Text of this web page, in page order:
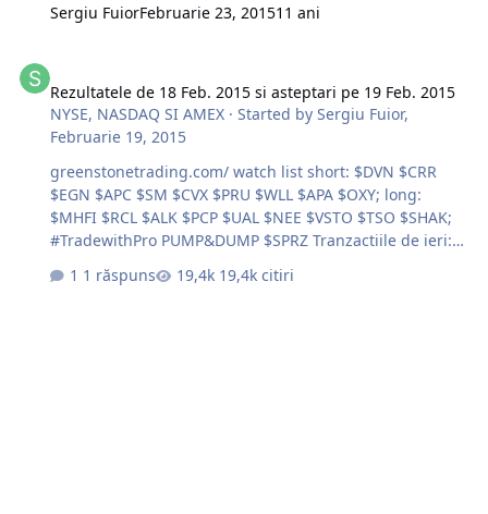
Sergiu FuiorFebruarie 23, 201511 ani
Rezultatele de 18 Feb. 2015 si asteptari pe 19 Feb. 2015
NYSE, NASDAQ SI AMEX · Started bySergiu Fuior,
Februarie 19, 2015
greenstonetrading.com/ watch list short: $DVN $CRR
$EGN $APC $SM $CVX $PRU $WLL $APA $OXY; long:
$MHFI $RCL $ALK $PCP $UAL $NEE $VSTO $TSO $SHAK;
#TradewithPro PUMP&DUMP $SPRZ Tranzactiile de ieri:
http://s15.postimg.org/vl70ym2iv/DVN.jpg
1 răspuns 19,4k citiri